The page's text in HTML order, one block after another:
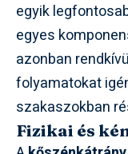
egyik
egyes
azonban
folyamatokat
szakaszokban
Fizikai és